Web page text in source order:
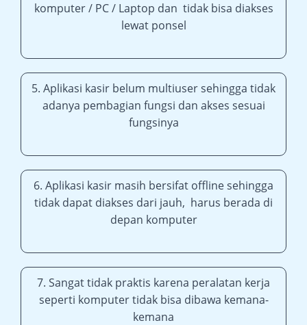
komputer / PC / Laptop dan tidak bisa diakses
lewat ponsel
5. Aplikasi kasir belum multiuser sehingga tidak
adanya pembagian fungsi dan akses sesuai
fungsinya
6. Aplikasi kasir masih bersifat offline sehingga
tidak dapat diakses dari jauh, harus berada di
depan komputer
7. Sangat tidak praktis karena peralatan kerja
seperti komputer tidak bisa dibawa kemana-
kemana